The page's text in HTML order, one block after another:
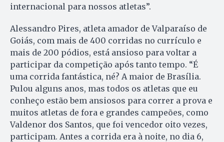
internacional para nossos atletas”.
Alessandro Pires, atleta amador de Valparaíso de
Goiás, com mais de 400 corridas no currículo e
mais de 200 pódios, está ansioso para voltar a
participar da competição após tanto tempo. “É
uma corrida fantástica, né? A maior de Brasília.
Pulou alguns anos, mas todos os atletas que eu
conheço estão bem ansiosos para correr a prova e
muitos atletas de fora e grandes campeões, como
Valdenor dos Santos, que foi vencedor oito vezes,
participam. Antes a corrida era à noite, no dia 6,